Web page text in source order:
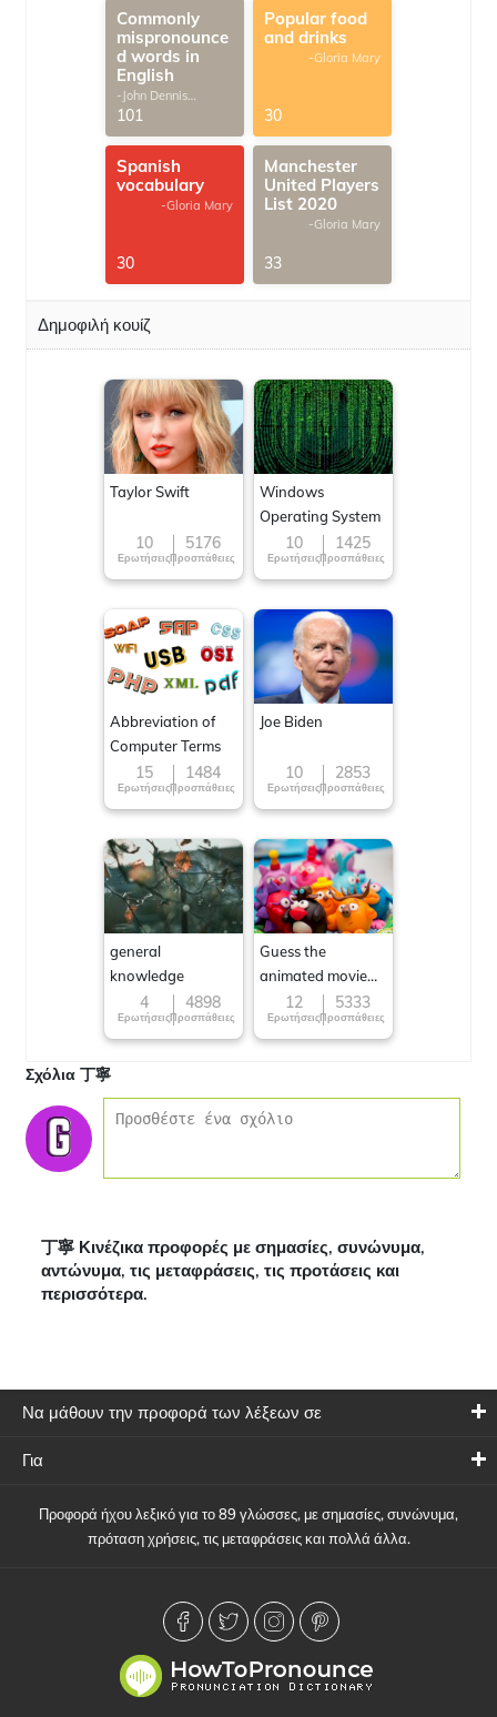
Commonly
mispronounce
d words in
English
-John Dennis
G.Thomas
101
Popular food
and drinks
-Gloria Mary
30
Spanish
vocabulary
-Gloria Mary
30
Manchester
United Players
List 2020
-Gloria Mary
33
Δημοφιλή κουίζ
Taylor Swift
10
Ερωτήσεις
5176
Προσπάθειες
Windows
Operating System
10
Ερωτήσεις
1425
Προσπάθειες
Abbreviation of
Computer Terms
15
Ερωτήσεις
1484
Προσπάθειες
Joe Biden
10
Ερωτήσεις
2853
Προσπάθειες
general
knowledge
4
Ερωτήσεις
4898
Προσπάθειες
Guess the
animated movie
character
12
Ερωτήσεις
5333
Προσπάθειες
Σχόλια 丁寧
丁寧 Κινέζικα προφορές με σημασίες, συνώνυμα,
αντώνυμα, τις μεταφράσεις, τις προτάσεις και
περισσότερα.
Να μάθουν την προφορά των λέξεων σε
Για
Προφορά ήχου λεξικό για το 89 γλώσσες, με σημασίες, συνώνυμα,
πρόταση χρήσεις, τις μεταφράσεις και πολλά άλλα.